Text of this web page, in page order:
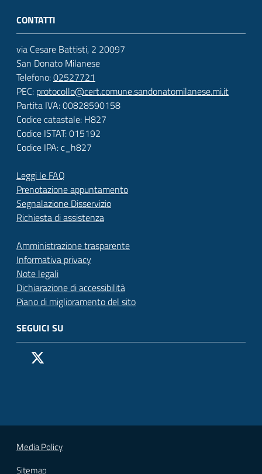
CONTATTI
via Cesare Battisti, 2 20097
San Donato Milanese
Telefono:02527721
PEC: protocollo@cert.comune.sandonatomilanese.mi.it
Partita IVA: 00828590158
Codice catastale: H827
Codice ISTAT: 015192
Codice IPA: c_h827
Leggi le FAQ
Prenotazione appuntamento
Segnalazione Disservizio
Richiesta di assistenza
Amministrazione trasparente
Informativa privacy
Note legali
Dichiarazione di accessibilità
Piano di miglioramento del sito
SEGUICI SU
Pagina Facebook del Comune di San Donato Milanese
Vai alla pagina
Media Policy
Sitemap